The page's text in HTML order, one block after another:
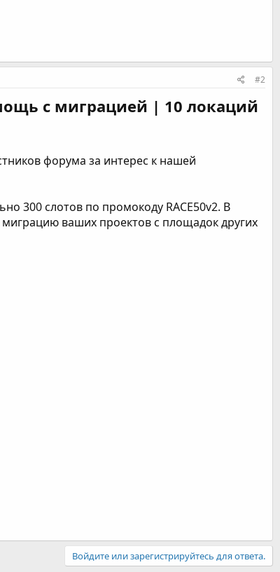
#2
с миграцией | 10 локаций
форума за интерес к нашей
300 слотов по промокоду RACE50v2. В
ваших проектов с площадок других
Войдите или зарегистрируйтесь для ответа.